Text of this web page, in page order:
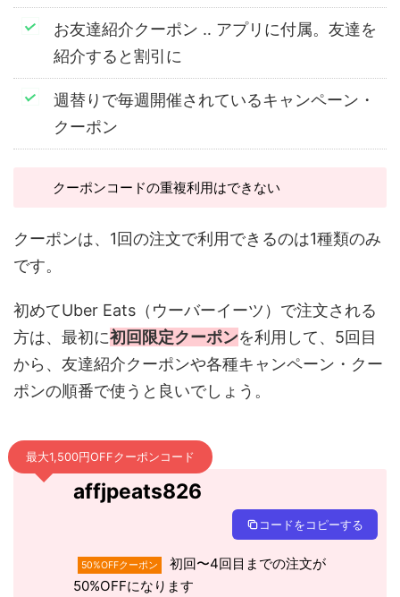
お友達紹介クーポン ‥ アプリに付属。友達を
紹介すると割引に
週替りで毎週開催されているキャンペーン・
クーポン
クーポンコードの重複利用はできない
クーポンは、1回の注文で利用できるのは1種類のみ
です。
初めてUber Eats（ウーバーイーツ）で注文される
方は、最初に初回限定クーポンを利用して、5回目
から、友達紹介クーポンや各種キャンペーン・クー
ポンの順番で使うと良いでしょう。
最大1,500円OFFクーポンコード
affjpeats826
コードをコピーする
50%OFFクーポン
初回〜4回目までの注文が
50%OFFになります